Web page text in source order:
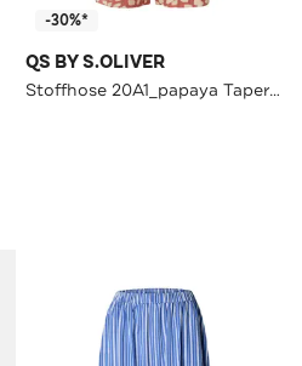
-30%*
QS BY S.OLIVER
Stoffhose 20A1_papaya Tapered